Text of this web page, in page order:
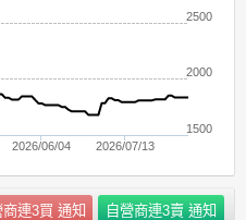
2026/06/04 2026/07/13
1500
2000
2500